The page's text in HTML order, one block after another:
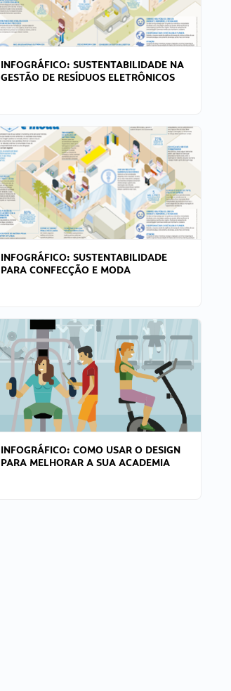
INFOGRÁFICO: SUSTENTABILIDADE NA
GESTÃO DE RESÍDUOS ELETRÔNICOS
INFOGRÁFICO: SUSTENTABILIDADE
PARA CONFECÇÃO E MODA
INFOGRÁFICO: COMO USAR O DESIGN
PARA MELHORAR A SUA ACADEMIA